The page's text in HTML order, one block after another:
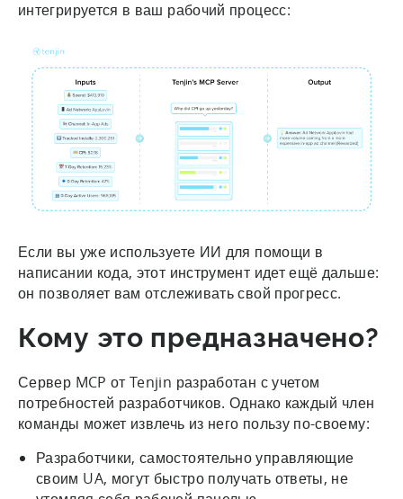
интегрируется в ваш рабочий процесс:
Если вы уже используете ИИ для помощи в
написании кода, этот инструмент идет ещё дальше:
он позволяет вам отслеживать свой прогресс.
Кому это предназначено?
Сервер MCP от Tenjin разработан с учетом
потребностей разработчиков. Однако каждый член
команды может извлечь из него пользу по-своему:
Разработчики, самостоятельно управляющие
своим UA, могут быстро получать ответы, не